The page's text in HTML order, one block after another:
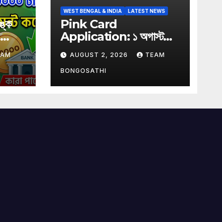
WEST BENGAL & INDIA LATEST NEWS
Pink Card
Application: ১ অগাস্ট
থেকে সরকারি বাসে ফ্রি
যাতায়াতের জন্য পিঙ্ক কার্ড
বাধ্যতামূলক? আবেদন করুন
এখনই
AUGUST 2, 2026 TEAM
BONGOSATHI